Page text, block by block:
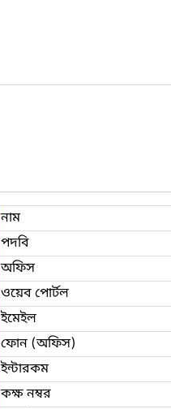
নাম
পদবি
অফিস
ওয়েব পোর্টল
ইমেইল
ফোন (অফিস)
ইন্টারকম
কক্ষ নম্বর